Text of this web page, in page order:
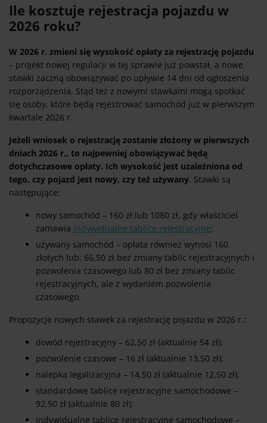
Ile kosztuje rejestracja pojazdu w
2026 roku?
W 2026 r. zmieni się wysokość opłaty za rejestrację pojazdu
– projekt nowej regulacji w tej sprawie już powstał, a nowe
stawki zaczną obowiązywać po upływie 14 dni od ogłoszenia
rozporządzenia. Stąd też z nowymi stawkami mogą spotkać
się osoby, które będą rejestrować samochód już w pierwszym
kwartale 2026 r.
Jeżeli wniosek o rejestrację zostanie złożony w pierwszych
dniach 2026 r., to najpewniej obowiązywać będą
dotychczasowe opłaty. Ich wysokość jest uzależniona od
tego, czy pojazd jest nowy, czy też używany. Stawki są
następujące:
nowy samochód – 160 zł lub 1080 zł, gdy właściciel
zamawia indywidualne tablice rejestracyjne;
używany samochód – opłata również wynosi 160
złotych lub: 66,50 zł bez zmiany tablic rejestracyjnych i
pozwolenia czasowego lub 80 zł bez zmiany tablic
rejestracyjnych, ale z wydaniem pozwolenia
czasowego.
Propozycje nowych stawek za rejestrację pojazdu w 2026 r.:
dowód rejestracyjny – 62,50 zł (aktualnie 54 zł);
pozwolenie czasowe – 16 zł (aktualnie 13,50 zł);
nalepka legalizacyjna – 14,50 zł (aktualnie 12,50 zł);
standardowe tablice rejestracyjne samochodowe –
92,50 zł (aktualnie 80 zł);
indywidualne tablice rejestracyjne samochodowe –